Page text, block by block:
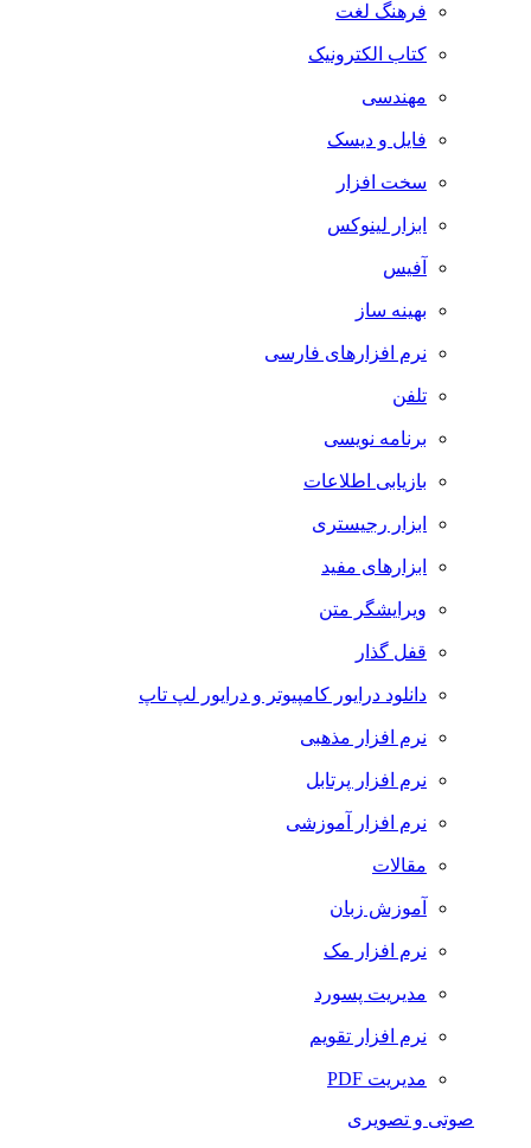
فرهنگ لغت
کتاب الکترونیک
مهندسی
فایل و دیسک
سخت افزار
ابزار لینوکس
آفیس
بهینه ساز
نرم افزارهای فارسی
تلفن
برنامه نویسی
بازیابی اطلاعات
ابزار رجیستری
ابزارهای مفید
ویرایشگر متن
قفل گذار
دانلود درایور کامپیوتر و درایور لپ تاپ
نرم افزار مذهبی
نرم افزار پرتابل
نرم افزار آموزشی
مقالات
آموزش زبان
نرم افزار مک
مدیریت پسورد
نرم افزار تقویم
مدیریت PDF
صوتی و تصویری